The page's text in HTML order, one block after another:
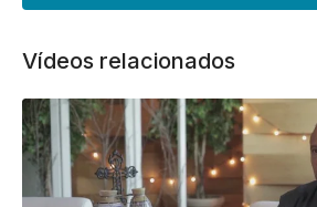
Vídeos relacionados